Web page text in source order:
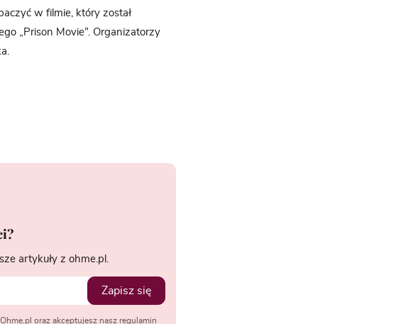
w filmie, który został
„Prison Movie”. Organizatorzy
artykuły z ohme.pl.
Zapisz się
oraz akceptujesz nasz regulamin